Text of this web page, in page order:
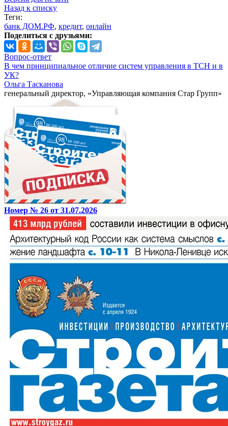
Назад к списку
Теги:
банк ДОМ.РФ, кредит, онлайн
Поделиться с друзьями:
Вопрос-ответ
В чем принципиальное отличие систем управления в ТСН и в
УК?
Ольга Тасканова
генеральный директор, «Управляющая компания Стар Групп»
Номер № 26 от 31.07.2026